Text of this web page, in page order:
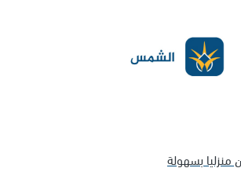
منزليا بسهولة